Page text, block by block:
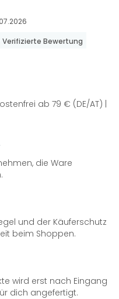
Verifizierte Bewertung
ab 79 € (DE/AT) |
die Ware
und der Käuferschutz
beim Shoppen.
wird erst nach Eingang
dich angefertigt.